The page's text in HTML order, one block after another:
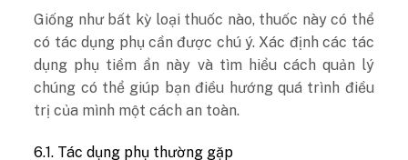
Giống như bất kỳ loại thuốc nào, thuốc này có thể
có tác dụng phụ cần được chú ý. Xác định các tác
dụng phụ tiềm ẩn này và tìm hiểu cách quản lý
chúng có thể giúp bạn điều hướng quá trình điều
trị của mình một cách an toàn.
6.1. Tác dụng phụ thường gặp